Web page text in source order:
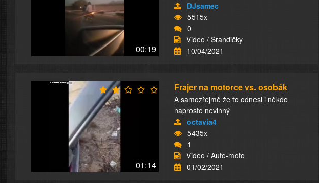
00:19
DJsamec
5515x
0
Video / Srandičky
10/04/2021
01:14
Frajer na motorce vs. osobák
A samozřejmě že to odnesl i někdo
naprosto nevinný
octavia4
5435x
1
Video / Auto-moto
01/02/2021